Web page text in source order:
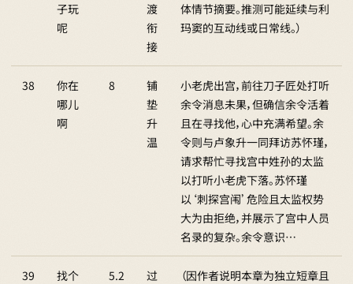
子玩
呢
渡
衔
接
体情节摘要。推测可能延续与利
玛窦的互动线或日常线。）
38
你在
哪儿
啊
8
铺
垫
升
温
小老虎出宫，前往刀子匠处打听
余令消息未果，但确信余令活着
且在寻找他，心中充满希望。余
令则与卢象升一同拜访苏怀瑾，
请求帮忙寻找宫中姓孙的太监
以打听小老虎下落。苏怀瑾
以‘刺探宫闱’危险且太监权势
大为由拒绝，并展示了宫中人员
名录的复杂。余令意识…
39
找个
5.2
过
（因作者说明本章为独立短章且